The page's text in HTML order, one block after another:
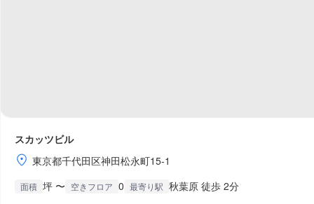
スカッツビル
東京都千代田区神田松永町15-1
面積 坪 〜 空きフロア 0 最寄り駅 秋葉原 徒歩 2分